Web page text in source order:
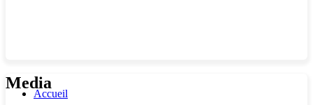
Media
Accueil